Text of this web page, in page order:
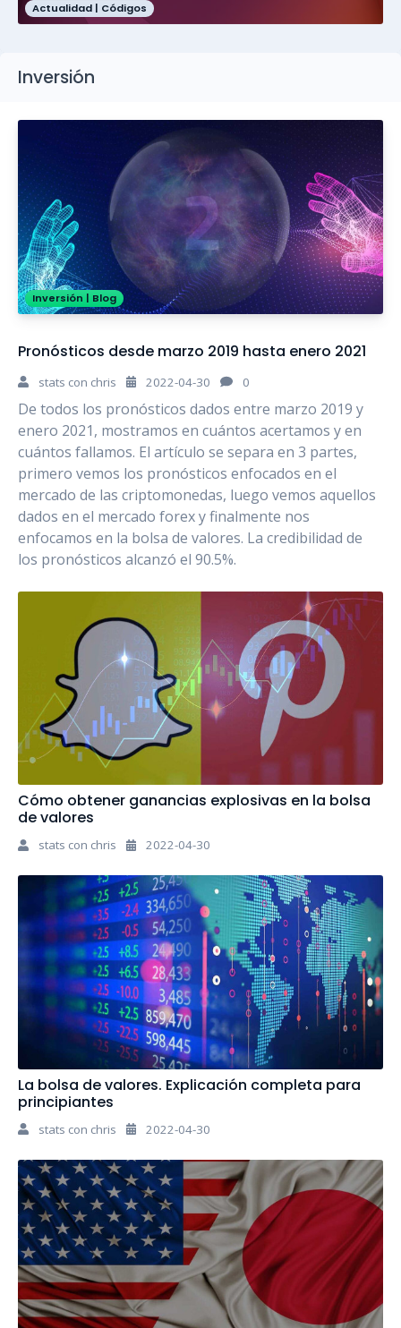
Actualidad | Códigos
Inversión
Inversión | Blog
Pronósticos desde marzo 2019 hasta enero 2021
stats con chris 2022-04-30 0
De todos los pronósticos dados entre marzo 2019 y
enero 2021, mostramos en cuántos acertamos y en
cuántos fallamos. El artículo se separa en 3 partes,
primero vemos los pronósticos enfocados en el
mercado de las criptomonedas, luego vemos aquellos
dados en el mercado forex y finalmente nos
enfocamos en la bolsa de valores. La credibilidad de
los pronósticos alcanzó el 90.5%.
Cómo obtener ganancias explosivas en la bolsa
de valores
stats con chris 2022-04-30
La bolsa de valores. Explicación completa para
principiantes
stats con chris 2022-04-30